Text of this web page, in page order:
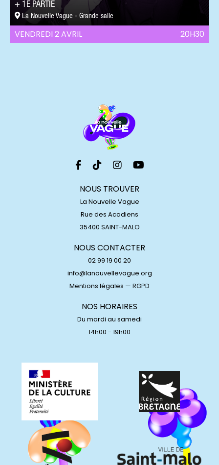
VENDREDI 2 AVRIL 20H30
1E PARTIE
La Nouvelle Vague - Grande salle
NOUS TROUVER
La Nouvelle Vague
Rue des Acadiens
35400 SAINT-MALO
NOUS CONTACTER
02 99 19 00 20
info@lanouvellevague.org
Mentions légales — RGPD
NOS HORAIRES
Du mardi au samedi
14h00 - 19h00